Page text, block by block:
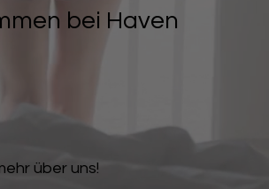
über uns!
bei Haven